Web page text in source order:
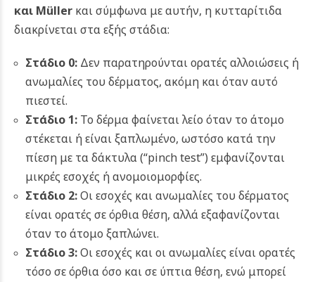
και Müller και σύμφωνα με αυτήν, η κυτταρίτιδα
διακρίνεται στα εξής στάδια:
Στάδιο 0:Δεν παρατηρούνται ορατές αλλοιώσεις ή
ανωμαλίες του δέρματος, ακόμη και όταν αυτό
πιεστεί.
Στάδιο 1:Το δέρμα φαίνεται λείο όταν το άτομο
στέκεται ή είναι ξαπλωμένο, ωστόσο κατά την
πίεση με τα δάκτυλα (“pinch test”) εμφανίζονται
μικρές εσοχές ή ανομοιομορφίες.
Στάδιο 2:Οι εσοχές και ανωμαλίες του δέρματος
είναι ορατές σε όρθια θέση, αλλά εξαφανίζονται
όταν το άτομο ξαπλώνει.
Στάδιο 3:Οι εσοχές και οι ανωμαλίες είναι ορατές
τόσο σε όρθια όσο και σε ύπτια θέση, ενώ μπορεί